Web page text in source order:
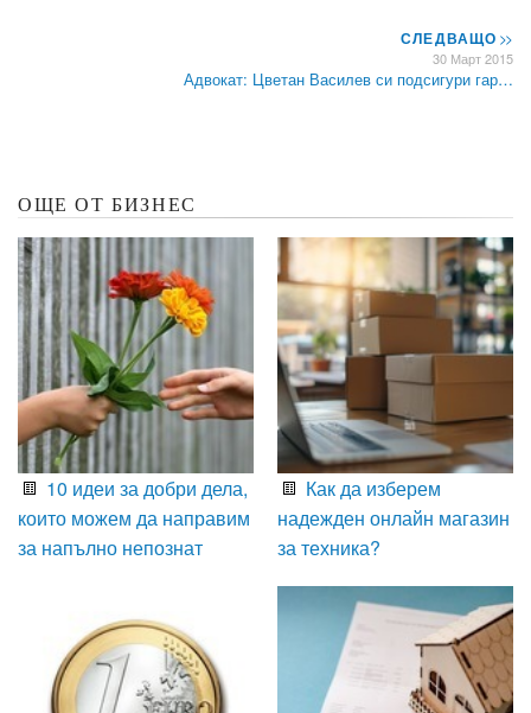
СЛЕДВАЩО>>
30 Март 2015
Адвокат: Цветан Василев си подсигури гар…
ОЩЕ ОТ БИЗНЕС
10 идеи за добри дела,
които можем да направим
за напълно непознат
Как да изберем
надежден онлайн магазин
за техника?